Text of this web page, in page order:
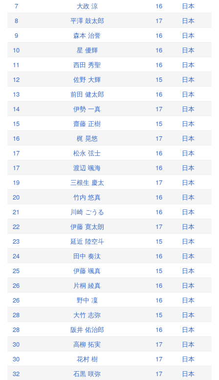
7
大政 涼 16
日本
8
平澤 鼓太郎 17
日本
9
森本 治誉 16
日本
10
星 優輝 16
日本
11
西田 秀聖 16
日本
12
佐野 大輝 15
日本
13
前田 健太郎 16
日本
14
伊勢 一真 17
日本
15
齋藤 正樹 15
日本
16
梶 晃悠 17
日本
17
松永 弦士 16
日本
17
渡辺 颯海 16
日本
19
三根生 慶太 17
日本
20
竹内 悠真 16
日本
21
川崎 ごうる 16
日本
22
伊藤 寛太朗 17
日本
23
延近 陸空斗 15
日本
24
田中 奏汰 16
日本
25
伊藤 颯真 15
日本
26
片桐 綾真 16
日本
26
野中 凜 16
日本
28
大竹 志弥 15
日本
28
阪井 佑治郎 16
日本
30
高柳 拓実 17
日本
30
花村 樹 17
日本
32
石黒 咲弥 17 日本